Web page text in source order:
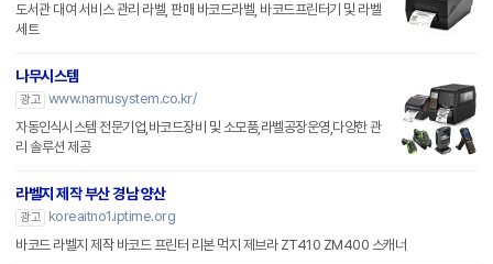
도서관 대여 서비스 관리 라벨, 판매 바코드라벨, 바코드프린터기 및 라벨
세트
나무시스템
광고 www.namusystem.co.kr/
자동인식시스템 전문기업,바코드장비 및 소모품,라벨공장운영,다양한 관
리 솔루션 제공
라벨지 제작 부산 경남 양산
광고
koreaitno1.iptime.org
바코드 라벨지 제작 바코드 프린터 리본 먹지 제브라 ZT410 ZM400 스캐너